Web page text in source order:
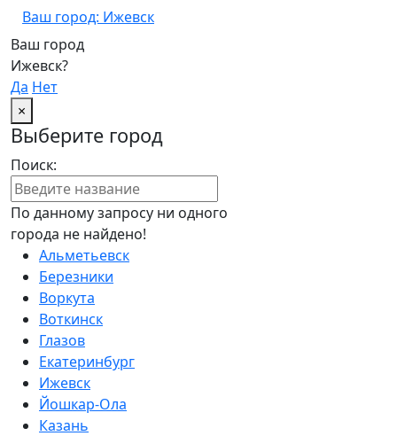
Ваш город: Ижевск
Ваш город
Ижевск?
Да Нет
×
Выберите город
Поиск:
По данному запросу ни одного
города не найдено!
Альметьевск
Березники
Воркута
Воткинск
Глазов
Екатеринбург
Ижевск
Йошкар-Ола
Казань